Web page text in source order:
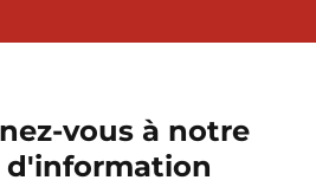
vous à notre